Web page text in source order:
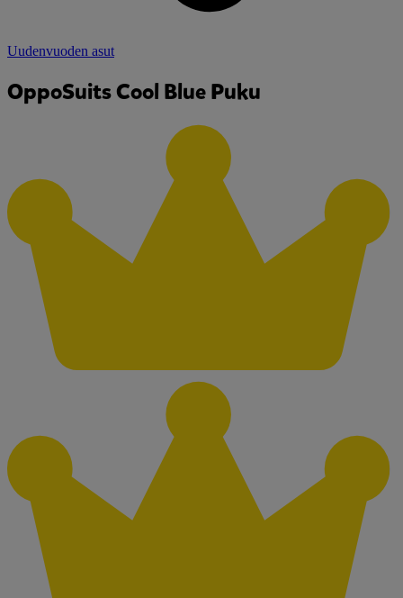
Uudenvuoden asut
OppoSuits Cool Blue Puku